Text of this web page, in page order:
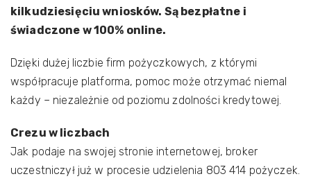
kilkudziesięciu wniosków. Są bezpłatne i
świadczone w 100% online.
Dzięki dużej liczbie firm pożyczkowych, z którymi
współpracuje platforma, pomoc może otrzymać niemal
każdy – niezależnie od poziomu zdolności kredytowej.
Crezu w liczbach
Jak podaje na swojej stronie internetowej, broker
uczestniczył już w procesie udzielenia 803 414 pożyczek.